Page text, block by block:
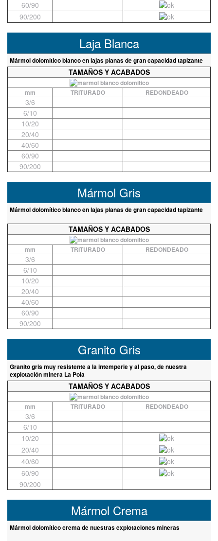
60/90
90/200
Laja Blanca
Mármol dolomítico blanco en lajas planas de gran capacidad tapizante
TAMAÑOS Y ACABADOS
mm TRITURADO REDONDEADO
3/6
6/10
10/20
20/40
40/60
60/90
90/200
Mármol Gris
Mármol dolomítico blanco en lajas planas de gran capacidad tapizante
TAMAÑOS Y ACABADOS
mm TRITURADO REDONDEADO
3/6
6/10
10/20
20/40
40/60
60/90
90/200
Granito Gris
Granito gris muy resistente a la intemperie y al paso, de nuestra
explotación minera La Pola
TAMAÑOS Y ACABADOS
mm TRITURADO REDONDEADO
3/6
6/10
10/20
20/40
40/60
60/90
90/200
Mármol Crema
Mármol dolomítico crema de nuestras explotaciones mineras